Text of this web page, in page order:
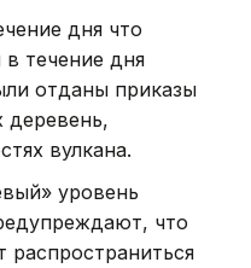
дня что
течение дня
отданы приказы
деревень,
вулкана.
уровень
что
распространиться